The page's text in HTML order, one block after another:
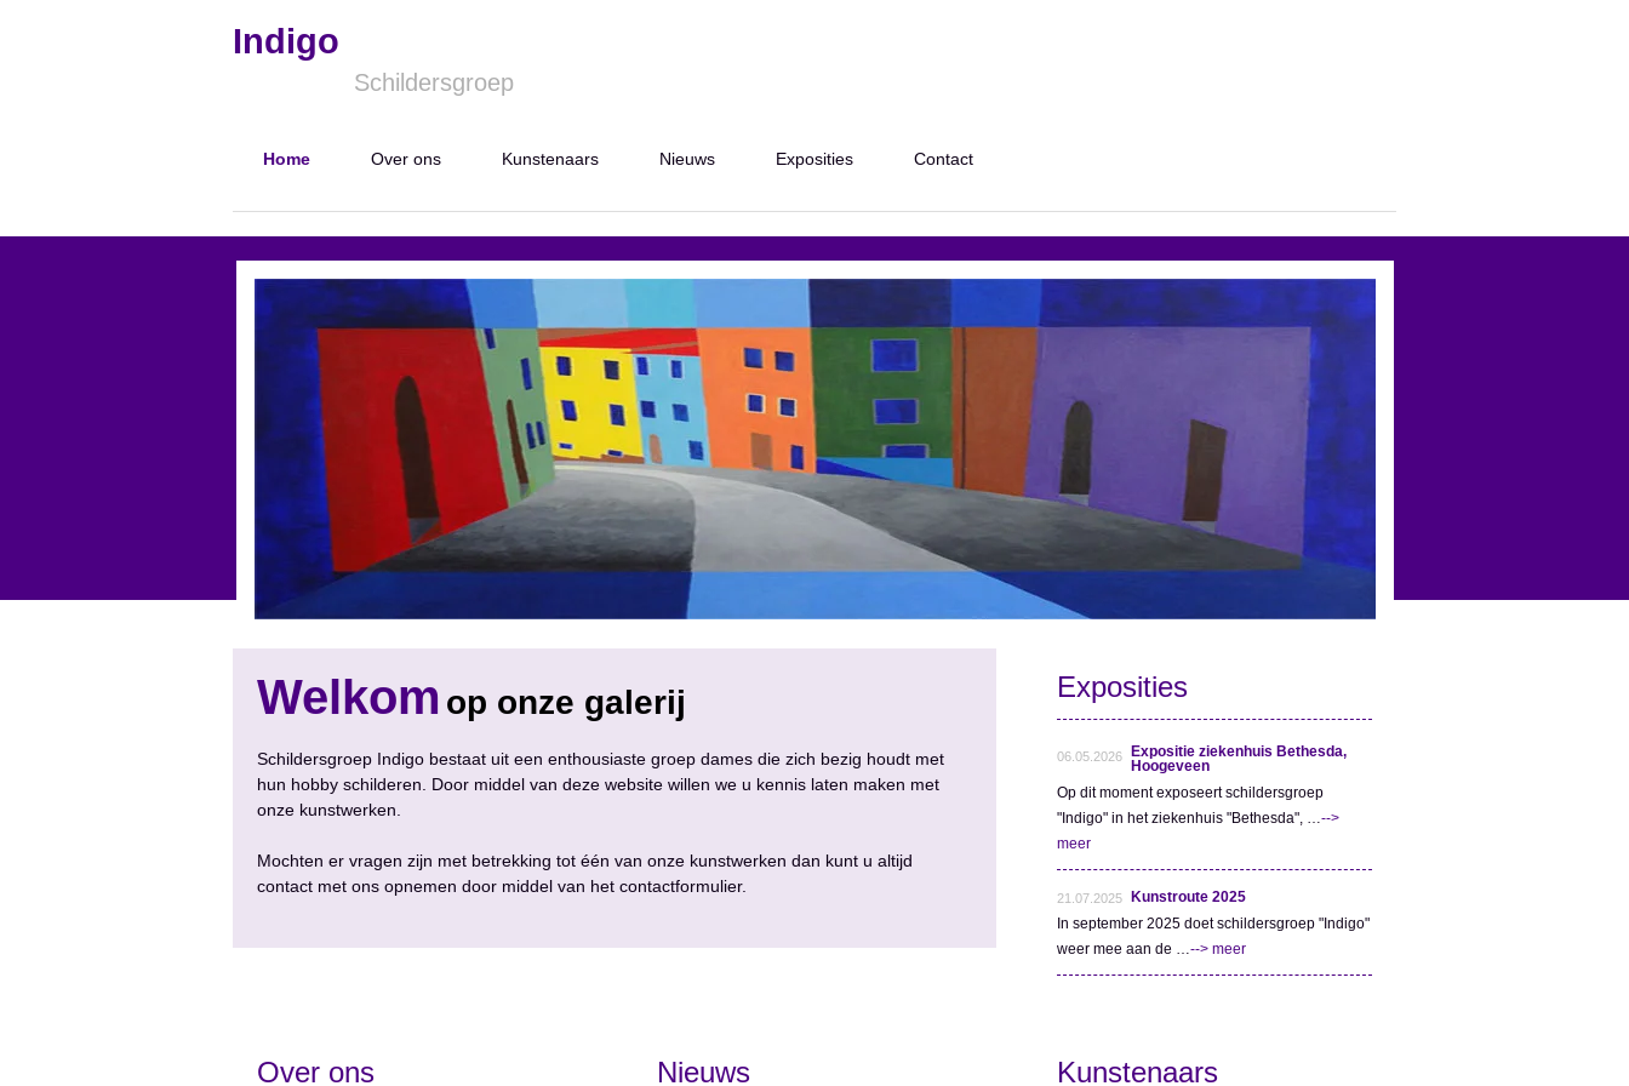
Indigo
Schildersgroep
Menu
Home Over ons Kunstenaars Nieuws Exposities Contact
Welkom op onze galerij
Schildersgroep Indigo bestaat uit een enthousiaste groep dames die zich bezig houdt met
hun hobby schilderen. Door middel van deze website willen we u kennis laten maken met
onze kunstwerken.
Mochten er vragen zijn met betrekking tot één van onze kunstwerken dan kunt u altijd
contact met ons opnemen door middel van het contactformulier.
Exposities
Expositie ziekenhuis Bethesda,
Hoogeveen
06.05.2026
Op dit moment exposeert schildersgroep
"Indigo" in het ziekenhuis "Bethesda", …-->
meer
Kunstroute 2025
21.07.2025
In september 2025 doet schildersgroep "Indigo"
weer mee aan de …--> meer
Over ons Nieuws Kunstenaars